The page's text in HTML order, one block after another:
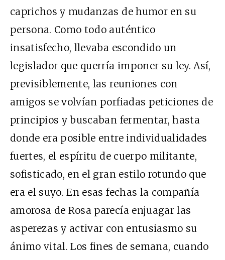
caprichos y mudanzas de humor en su
persona. Como todo auténtico
insatisfecho, llevaba escondido un
legislador que querría imponer su ley. Así,
previsiblemente, las reuniones con
amigos se volvían porfiadas peticiones de
principios y buscaban fermentar, hasta
donde era posible entre individualidades
fuertes, el espíritu de cuerpo militante,
sofisticado, en el gran estilo rotundo que
era el suyo. En esas fechas la compañía
amorosa de Rosa parecía enjuagar las
asperezas y activar con entusiasmo su
ánimo vital. Los fines de semana, cuando